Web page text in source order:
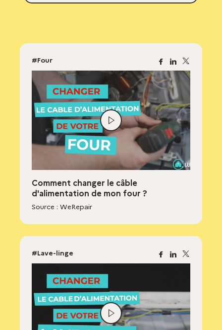
Comment changer le câble
d'alimentation de mon four ?
Source : WeRepair
#Four Facebook
Linkedin
X
Lire
la
vidéo
#Lave-linge Facebook
Linkedin
X
Lire
la
vidéo